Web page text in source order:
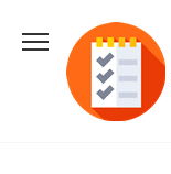
содержанию